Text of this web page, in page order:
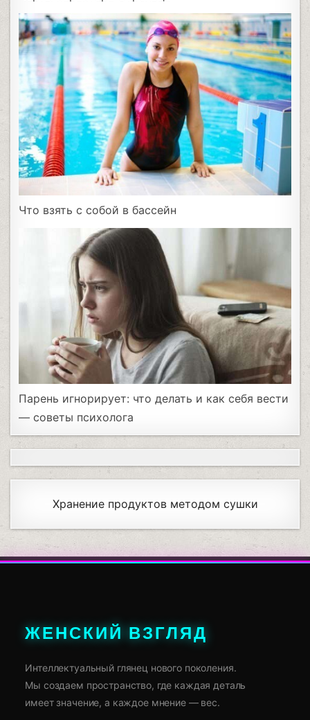
Что взять с собой в бассейн
Парень игнорирует: что делать и как себя вести
— советы психолога
Хранение продуктов методом сушки
ЖЕНСКИЙ ВЗГЛЯД
Интеллектуальный глянец нового поколения.
Мы создаем пространство, где каждая деталь
имеет значение, а каждое мнение — вес.